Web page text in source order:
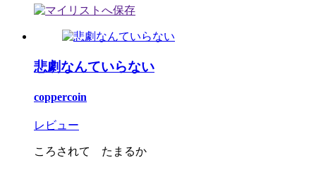
悲劇なんていらない
coppercoin
レビュー
ころされて たまるか